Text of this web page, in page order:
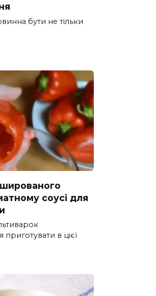
бути не тільки
соусі для
в цієї